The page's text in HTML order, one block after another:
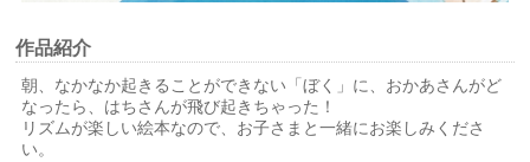
作品紹介
朝、なかなか起きることができない「ぼく」に、おかあさんがど
なったら、はちさんが飛び起きちゃった！
リズムが楽しい絵本なので、お子さまと一緒にお楽しみくださ
い。